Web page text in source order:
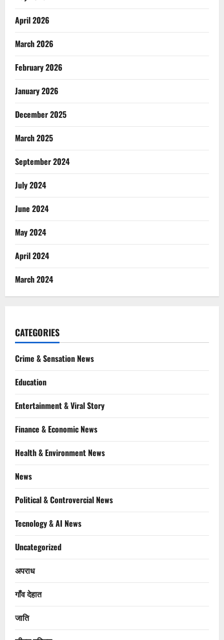
April 2026
March 2026
February 2026
January 2026
December 2025
March 2025
September 2024
July 2024
June 2024
May 2024
April 2024
March 2024
CATEGORIES
Crime & Sensation News
Education
Entertainment & Viral Story
Finance & Economic News
Health & Environment News
News
Political & Controvercial News
Tecnology & AI News
Uncategorized
अपराध
गाँव देहात
जाति